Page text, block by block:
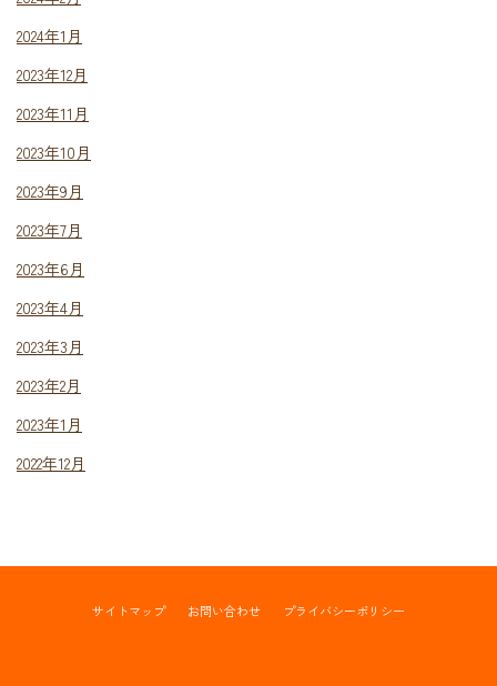
2024年1月
2023年12月
2023年11月
2023年10月
2023年9月
2023年7月
2023年6月
2023年4月
2023年3月
2023年2月
2023年1月
2022年12月
サイトマップ お問い合わせ プライバシーポリシー